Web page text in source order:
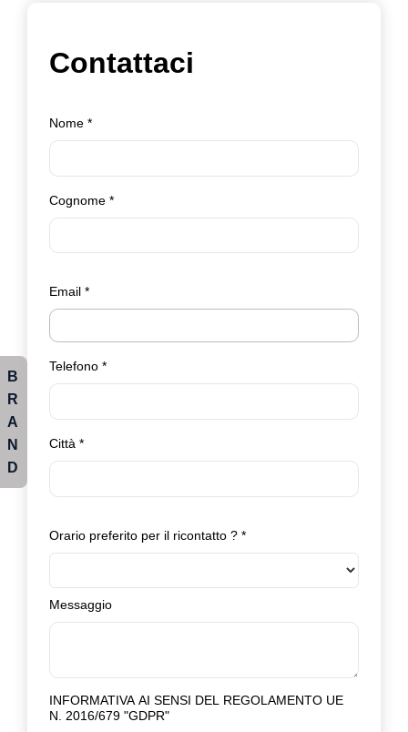
Contattaci
Nome *
Cognome *
Email *
Telefono *
Città *
Orario preferito per il ricontatto ? *
Messaggio
INFORMATIVA AI SENSI DEL REGOLAMENTO UE
N. 2016/679 "GDPR"
B
R
A
N
D